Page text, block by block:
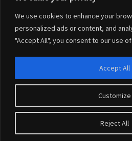
We use cookies to enhance your
personalized ads or content, and
"Accept All", you consent to our use
Customize
Reject All
Accept All
LinkedIn
Francesco Franceschi–